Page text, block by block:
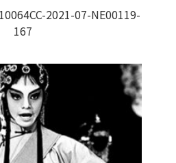
2021-07-NE00119-
167